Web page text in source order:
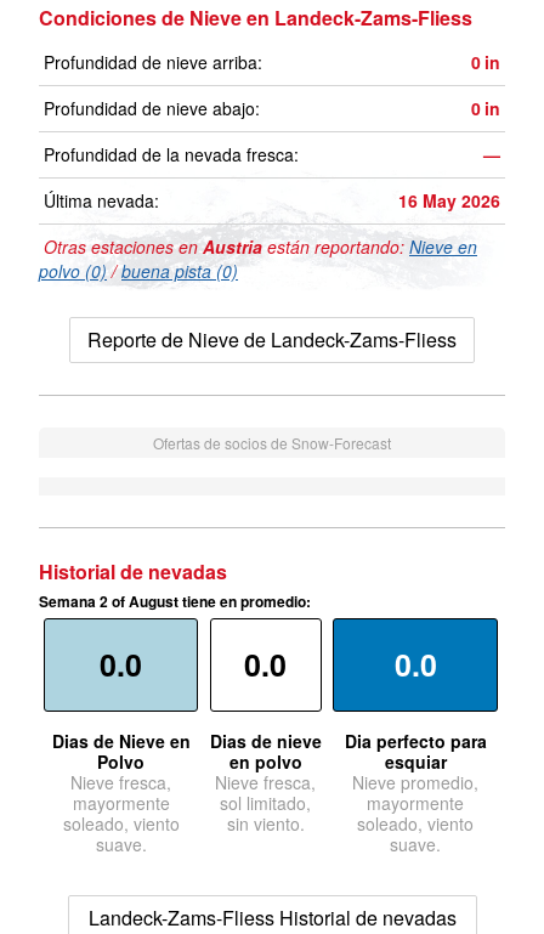
Condiciones de Nieve en Landeck-Zams-Fliess
Profundidad de nieve arriba: 0 in
Profundidad de nieve abajo:
0 in
Profundidad de la nevada fresca:
—
Última nevada:
16 May 2026
Otras estaciones enAustria están reportando: Nieve en
polvo (0) /buena pista (0)
Reporte de Nieve de Landeck-Zams-Fliess
Ofertas de socios de Snow-Forecast
Historial de nevadas
Semana 2 of August tiene en promedio:
0.0
Dias de Nieve en
Polvo
Nieve fresca,
mayormente
soleado, viento
suave.
0.0
Dias de nieve
en polvo
Nieve fresca,
sol limitado,
sin viento.
0.0
Dia perfecto para
esquiar
Nieve promedio,
mayormente
soleado, viento
suave.
Landeck-Zams-Fliess Historial de nevadas